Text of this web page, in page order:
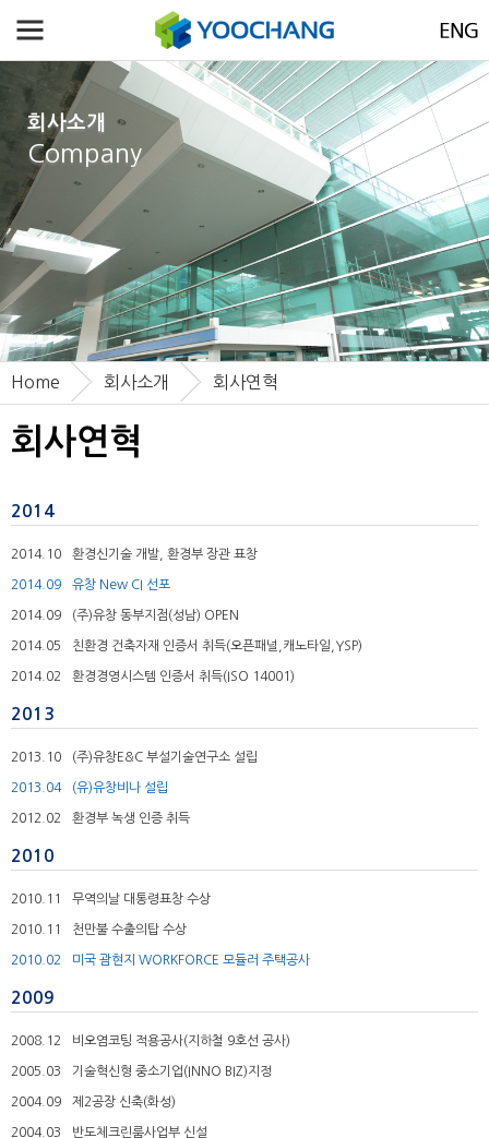
회사소개
Company
회사연혁
Home 회사소개 회사연혁
2014
2014.10 환경신기술 개발, 환경부 장관 표창
2014.09 유창 New CI 선포
2014.09 (주)유창 동부지점(성남) OPEN
2014.05 친환경 건축자재 인증서 취득(오픈패널,캐노타일,YSP)
2014.02 환경경영시스템 인증서 취득(ISO 14001)
2013
2013.10 (주)유창E&C 부설기술연구소 설립
2013.04 (유)유창비나 설립
2012.02 환경부 녹생 인증 취득
2010
2010.11 무역의날 대통령표창 수상
2010.11 천만불 수출의탑 수상
2010.02 미국 괌현지 WORKFORCE 모듈러 주택공사
2009
2008.12 비오염코팅 적용공사(지하철 9호선 공사)
2005.03 기술혁신형 중소기업(INNO BIZ)지정
2004.09 제2공장 신축(화성)
2004.03 반도체크린룸사업부 신설